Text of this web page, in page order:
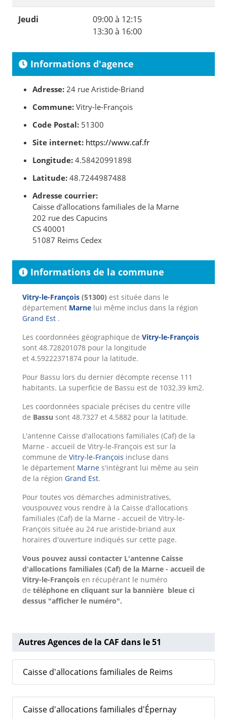
Jeudi
09:00 à 12:15
13:30 à 16:00
Informations d'agence
Adresse: 24 rue Aristide-Briand
Commune: Vitry-le-François
Code Postal: 51300
Site internet: https://www.caf.fr
Longitude: 4.58420991898
Latitude: 48.7244987488
Adresse courrier:
Caisse d'allocations familiales de la Marne
202 rue des Capucins
CS 40001
51087 Reims Cedex
Informations de la commune
Vitry-le-François (51300) est située dans le
département Marne lui même inclus dans la région
Grand Est .
Les coordonnées géographique de Vitry-le-François
sont 48.728201078 pour la longitude
et 4.59222371874 pour la latitude.
Pour Bassu lors du dernier décompte recense 111
habitants. La superficie de Bassu est de 1032.39 km2.
Les coordonnées spaciale précises du centre ville
de Bassu sont 48.7327 et 4.5882 pour la latitude.
L'antenne Caisse d'allocations familiales (Caf) de la
Marne - accueil de Vitry-le-François est sur la
commune de Vitry-le-François incluse dans
le département Marne s'intègrant lui même au sein
de la région Grand Est.
Pour toutes vos démarches administratives,
vouspouvez vous rendre à la Caisse d'allocations
familiales (Caf) de la Marne - accueil de Vitry-le-
François située au 24 rue aristide-briand aux
horaires d'ouverture indiqués sur cette page.
Vous pouvez aussi contacter L'antenne Caisse
d'allocations familiales (Caf) de la Marne - accueil de
Vitry-le-François en récupérant le numéro
de téléphone en cliquant sur la bannière bleue ci
dessus "afficher le numéro".
Autres Agences de la CAF dans le 51
Caisse d'allocations familiales de Reims
Caisse d'allocations familiales d'Épernay